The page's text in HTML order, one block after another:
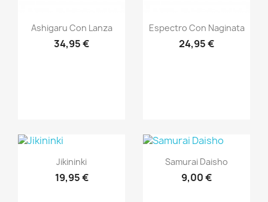
Vista rápida
Ashigaru Con Lanza
34,95 €
Vista rápida
Espectro Con Naginata
24,95 €
Vista rápida
Jikininki
19,95 €
Vista rápida
Samurai Daisho
9,00 €